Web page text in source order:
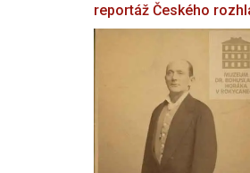
reportáž Českého